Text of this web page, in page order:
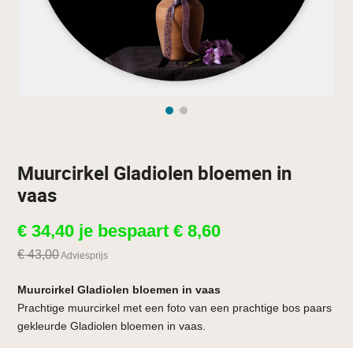
Muurcirkel Gladiolen bloemen in
vaas
€ 34,40 je bespaart€ 8,60
€43,00Adviesprijs
Muurcirkel Gladiolen bloemen in vaas
Prachtige muurcirkel met een foto van een prachtige bos paars
gekleurde Gladiolen bloemen in vaas.